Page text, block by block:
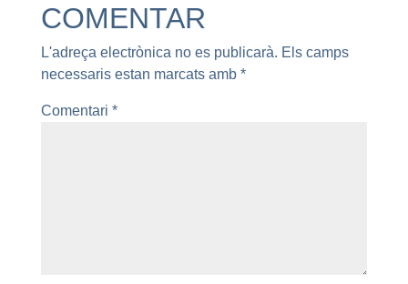
COMENTAR
L'adreça electrònica no es publicarà. Els camps
necessaris estan marcats amb *
Comentari *